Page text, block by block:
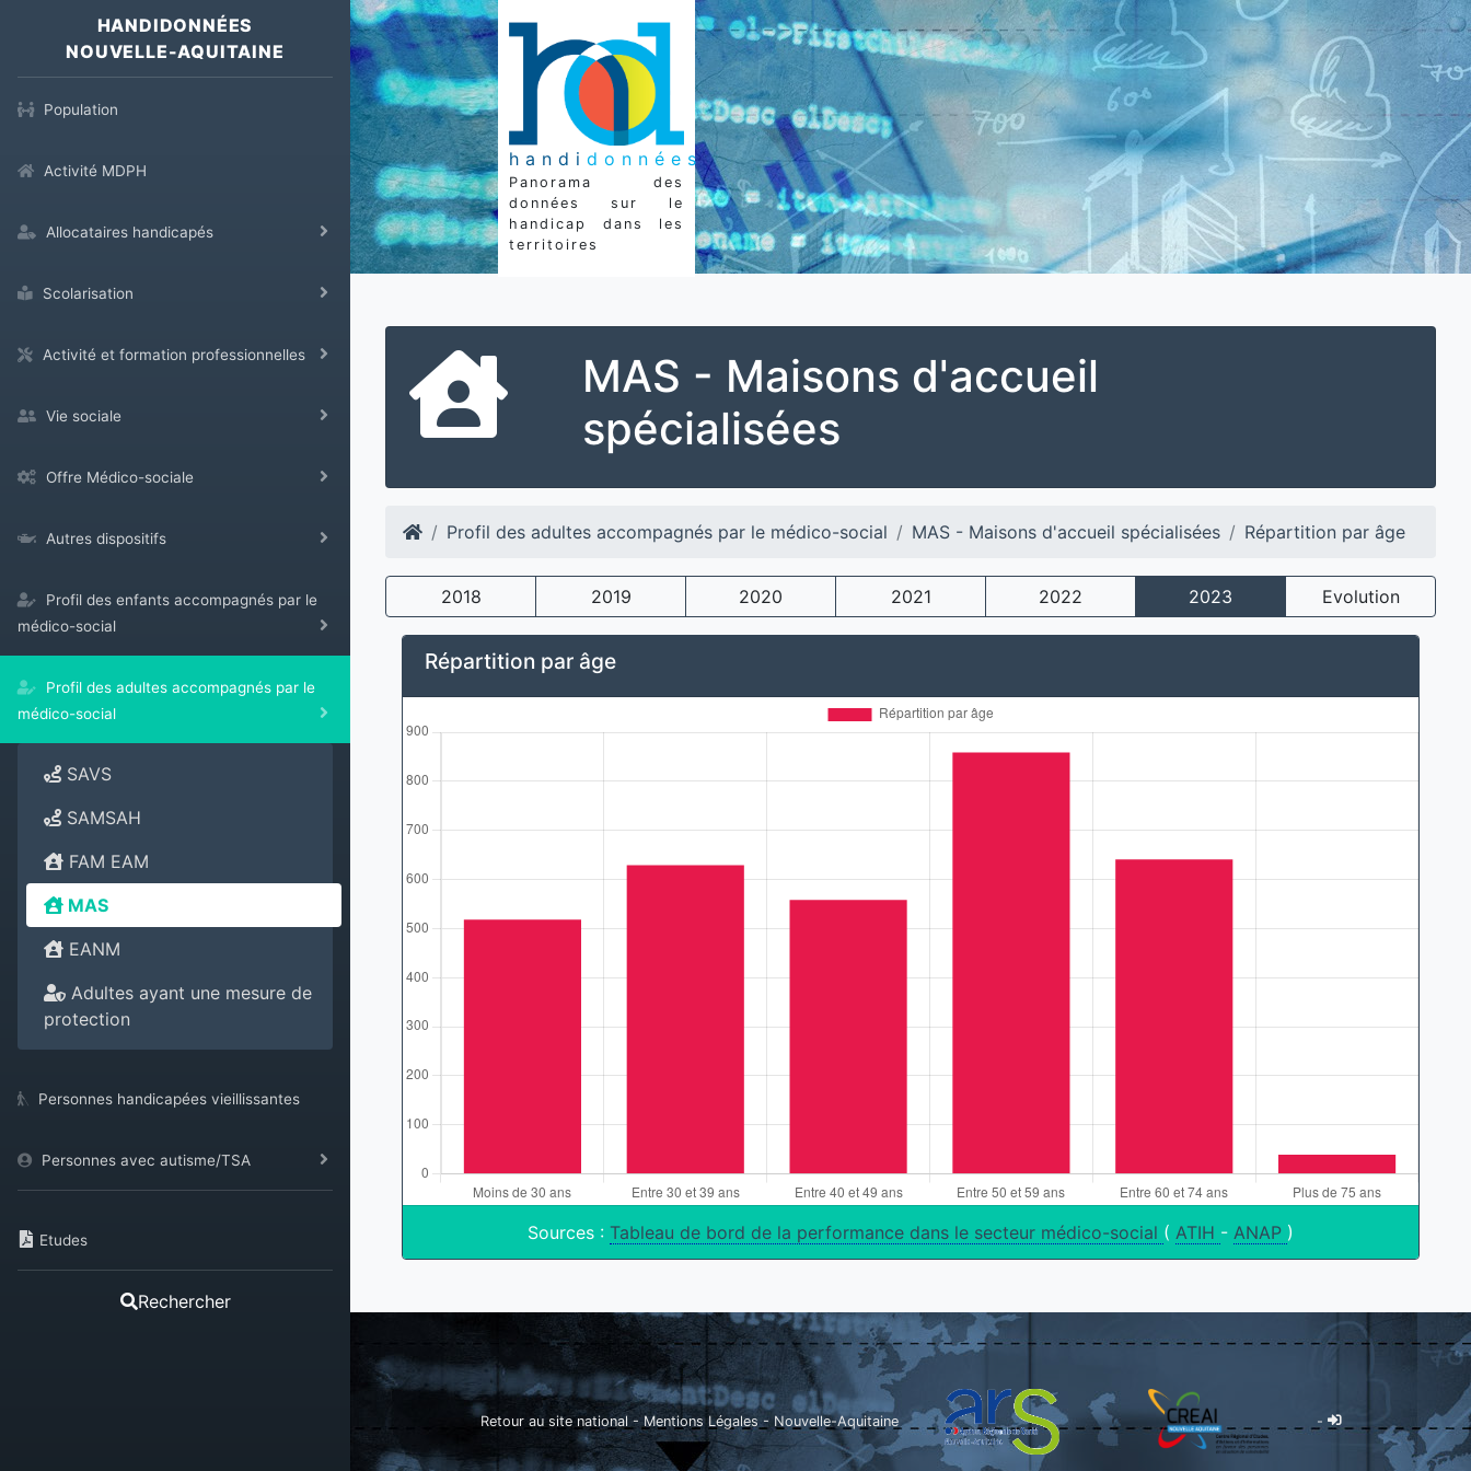
HANDIDONNÉES
NOUVELLE-AQUITAINE
Population
Activité MDPH
Allocataires handicapés
Scolarisation
Activité et formation professionnelles
Vie sociale
Offre Médico-sociale
Autres dispositifs
Profil des enfants accompagnés par le
médico-social
Profil des adultes accompagnés par le
médico-social
SAVS
SAMSAH
FAM EAM
MAS
EANM
Adultes ayant une mesure de
protection
Personnes handicapées vieillissantes
Personnes avec autisme/TSA
Etudes
Rechercher
handi données
Panorama des
données sur le
handicap dans les
territoires
MAS - Maisons d'accueil
spécialisées
Profil des adultes accompagnés par le médico-social MAS - Maisons d'accueil spécialisées Répartition par âge
2018 2019 2020 2021 2022 2023 Evolution
Répartition par âge
Sources : Tableau de bord de la performance dans le secteur médico-social ( ATIH - ANAP )
Retour au site national - Mentions Légales - Nouvelle-Aquitaine -